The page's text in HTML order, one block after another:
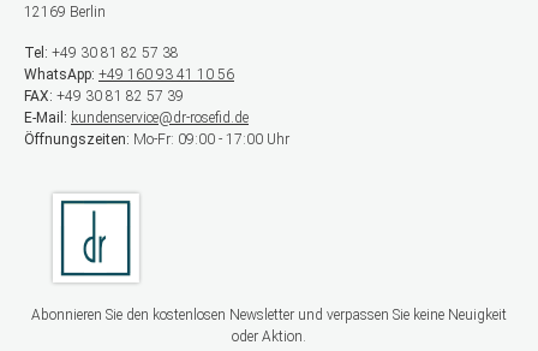
12169 Berlin
Tel: +49 30 81 82 57 38
WhatsApp: +49 160 93 41 10 56
FAX: +49 30 81 82 57 39
E-Mail: kundenservice@dr-rosefid.de
Öffnungszeiten: Mo-Fr: 09:00 - 17:00 Uhr
Abonnieren Sie den kostenlosen Newsletter und verpassen Sie keine Neuigkeit
oder Aktion.